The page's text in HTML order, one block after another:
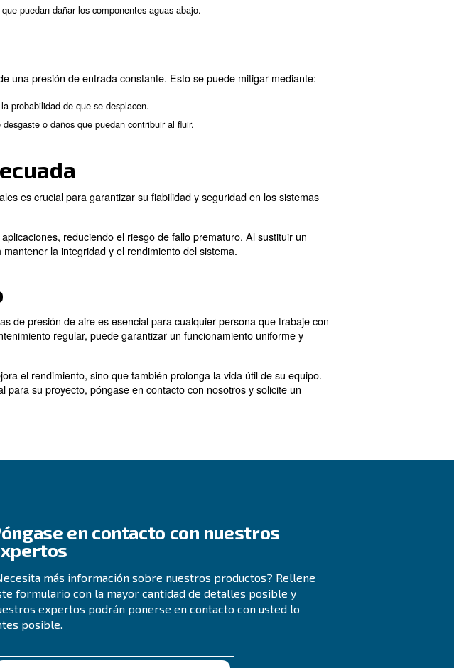
de problemas
aire pueden encontrarse con problemas que afecten a su rendimiento. Estos
solucionar fugas:
o un sello defectuoso, reemplace las piezas dañadas inmediatamente.
periódicas para asegurarse de que todos los componentes estén en buen estado.
incorrecta del regulador o del efecto de la presión de suministro
tenga el tamaño adecuado para el caudal del sistema.
a pesar de una presión de entrada constante. Esto se puede
ayudar a reducir la probabilidad de que se desplacen.
en busca de signos de desgaste o daños que puedan contribuir al fluir.